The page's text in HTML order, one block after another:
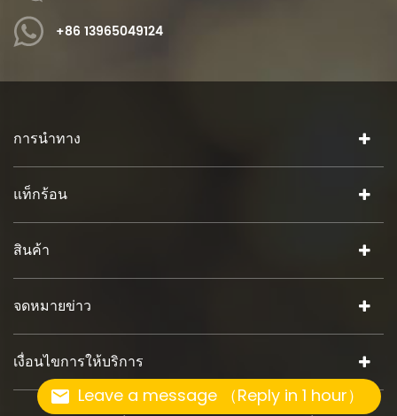
Leave a message （Reply in 1 hour）
+86 13965049124
การนำทาง
แท็กร้อน
สินค้า
จดหมายข่าว
เงื่อนไขการให้บริการ